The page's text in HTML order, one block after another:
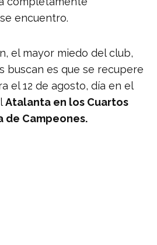
encuentro.
el mayor miedo del club,
buscan es que se recupere
el 12 de agosto, día en el
Atalanta en los Cuartos
de Campeones.